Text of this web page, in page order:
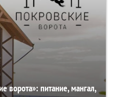
ворота»: питание, мангал,